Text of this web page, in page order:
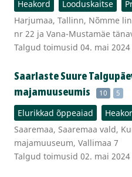
Heakord Looduskaitse
Harjumaa, Tallinn, Nõmme
nr 22 ja Vana-Mustamäe
Talgud toimusid 04. mai 2024
Saarlaste Suure
majamuuseumis
10 5
Elurikkad õppeaiad
Saaremaa, Saaremaa vald,
majamuuseum, Vallimaa 7
Talgud toimusid 02. mai 2024